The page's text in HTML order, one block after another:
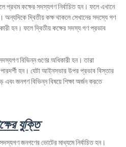
প্রথম কক্ষের সদস্যগণ নির্বাচিত হন। ফলে এখানে
দ্বিতীয় কক্ষ থাকলে সেখানের সদস্যে গণ
হন। ফলে দ্বিতীয় কক্ষের সদস্য গণ প্রভাব
বিভিন্ন গুণের অধিকারী হন। তারা
হন। যেটা আইনসভার উপর প্রভাব বিস্তার
জনগণ বিভিন্ন বিষয়ে শিক্ষা অর্জন করতে
যুক্তি
জনগণের ভোটের মাধ্যমে নির্বাচিত হন।